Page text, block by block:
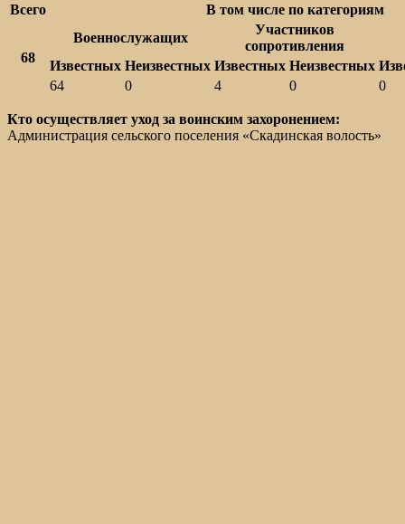
Всего В том числе по категориям
68
Военнослужащих
Участников
сопротивления
Известных Неизвестных Известных Неизвестных
64
0 4 0 0
Кто осуществляет уход за воинским захоронением:
Администрация сельского поселения «Скадинская волость»